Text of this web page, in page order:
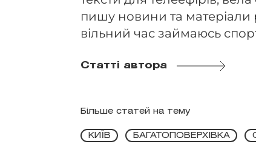
пишу новини та матеріали
вільний час займаюсь
Статті автора
Більше статей на тему
КИЇВ БАГАТОПОВЕРХІВКА